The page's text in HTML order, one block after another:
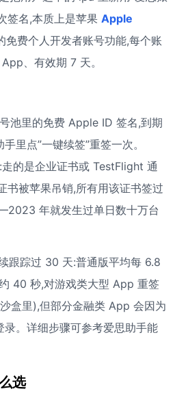
签名,本质上是苹果 Apple
免费个人开发者账号功能,每个账
、有效期 7 天。
池里的免费 Apple ID 签名,到期
里点”一键续签”重签一次。
:走的是企业证书或 TestFlight 通
书被苹果吊销,所有用该证书签过
年就发生过单日数十万台
跟踪过 30 天:普通版平均每 6.8
40 秒,对游戏类大型 App 重签
盒里),但部分金融类 App 会因为
。详细步骤可参考爱思助手能
选